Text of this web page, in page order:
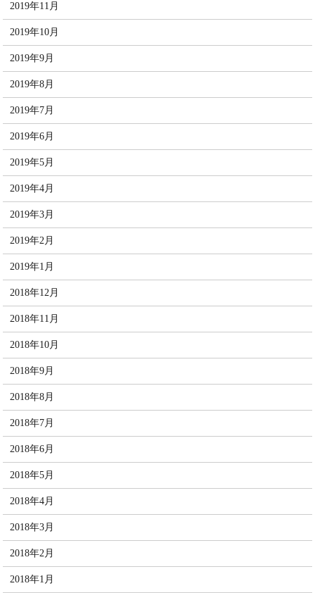
2019年11月
2019年10月
2019年9月
2019年8月
2019年7月
2019年6月
2019年5月
2019年4月
2019年3月
2019年2月
2019年1月
2018年12月
2018年11月
2018年10月
2018年9月
2018年8月
2018年7月
2018年6月
2018年5月
2018年4月
2018年3月
2018年2月
2018年1月